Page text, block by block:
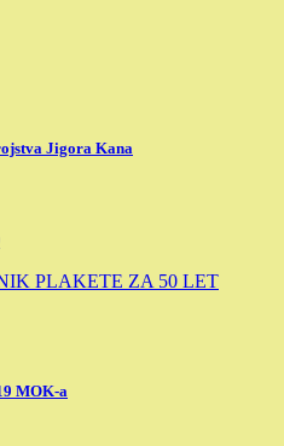
Jigora Kana
MOK-a